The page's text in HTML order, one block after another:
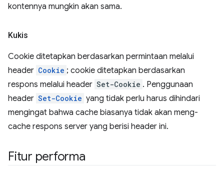
kontennya mungkin akan sama.
Kukis
Cookie ditetapkan berdasarkan permintaan melalui
header Cookie ; cookie ditetapkan berdasarkan
respons melalui header Set-Cookie . Penggunaan
header Set-Cookie yang tidak perlu harus dihindari
mengingat bahwa cache biasanya tidak akan meng-
cache respons server yang berisi header ini.
Fitur performa